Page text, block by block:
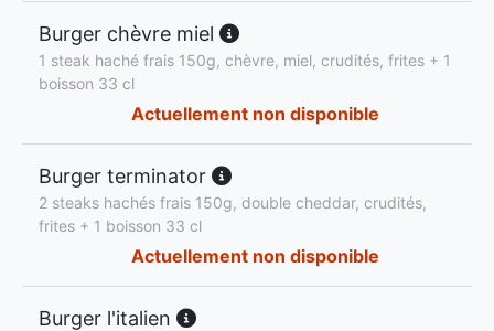
Burger chèvre miel
1 steak haché frais 150g, chèvre, miel, crudités, frites + 1
boisson 33 cl
Actuellement non disponible
Burger terminator
2 steaks hachés frais 150g, double cheddar, crudités,
frites + 1 boisson 33 cl
Actuellement non disponible
Burger l'italien